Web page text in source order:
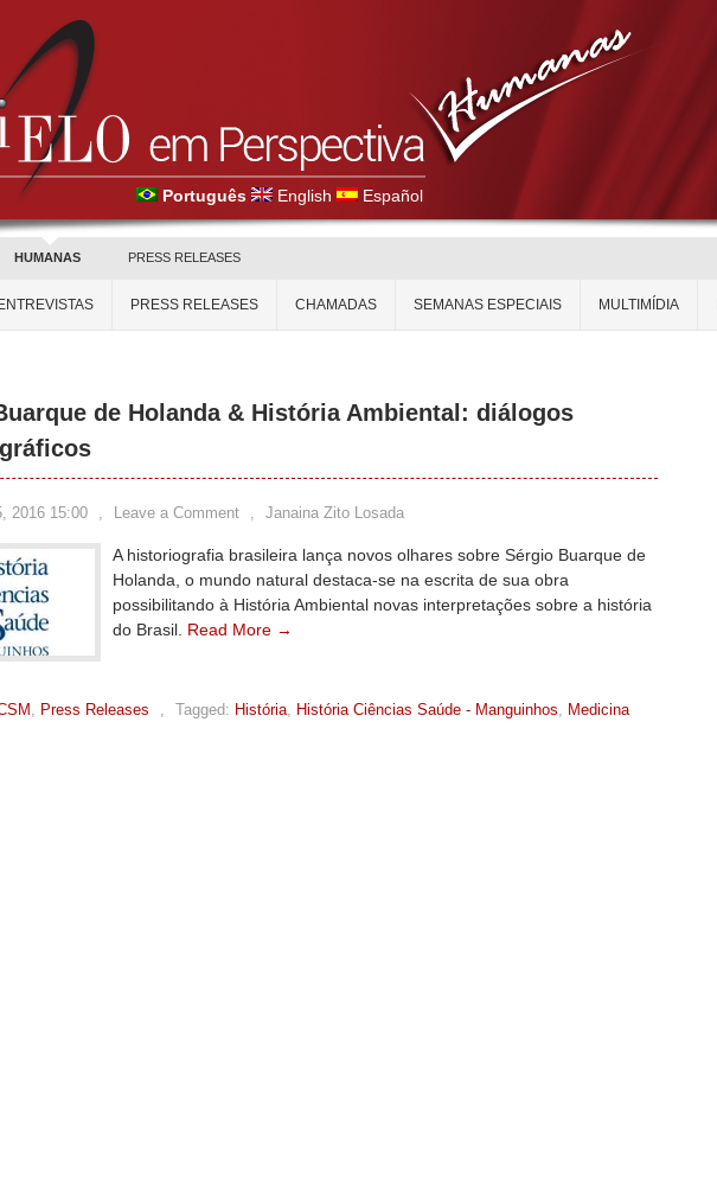
Português English Español
HUMANAS PRESS RELEASES
ENTREVISTAS PRESS RELEASES CHAMADAS SEMANAS ESPECIAIS MULTIMÍDIA
de Holanda & História Ambiental: diálogos
2016 15:00 , Leave a Comment , Janaina Zito Losada
A historiografia brasileira lança novos olhares sobre Sérgio Buarque de
Holanda, o mundo natural destaca-se na escrita de sua obra
possibilitando à História Ambiental novas interpretações sobre a história
do Brasil. Read More →
, Press Releases , Tagged: História, História Ciências Saúde - Manguinhos, Medicina